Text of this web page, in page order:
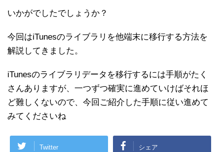
いかがでしたでしょうか？
今回はiTunesのライブラリを他端末に移行する方法を
解説してきました。
iTunesのライブラリデータを移行するには手順がたく
さんありますが、一つずつ確実に進めていけばそれほ
ど難しくないので、今回ご紹介した手順に従い進めて
みてくださいね
Twitter シェア